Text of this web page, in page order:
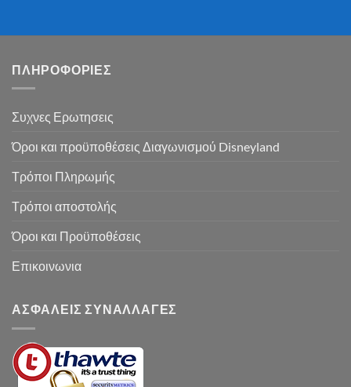
ΠΛΗΡΟΦΟΡΙΕΣ
Συχνες Ερωτησεις
Όροι και προϋποθέσεις Διαγωνισμού Disneyland
Τρόποι Πληρωμής
Τρόποι αποστολής
Όροι και Προϋποθέσεις
Επικοινωνια
ΑΣΦΑΛΕΙΣ ΣΥΝΑΛΛΑΓΕΣ